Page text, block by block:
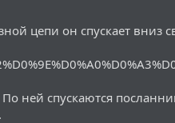
цепи он спускает вниз
ней спускаются